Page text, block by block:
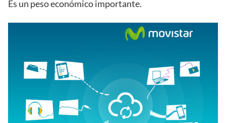
Es un peso económico importante.